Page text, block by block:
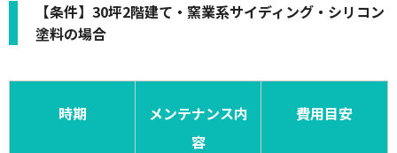
【条件】30坪2階建て・窯業系サイディング・シリコン
塗料の場合
時期
メンテナンス内
容
費用目安